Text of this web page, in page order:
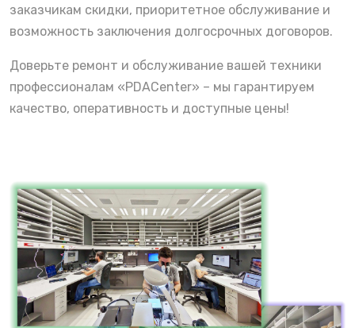
заказчикам скидки, приоритетное обслуживание и
возможность заключения долгосрочных договоров.
Доверьте ремонт и обслуживание вашей техники
профессионалам «PDACenter» – мы гарантируем
качество, оперативность и доступные цены!